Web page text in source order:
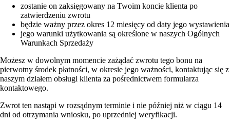
zostanie on zaksięgowany na Twoim koncie klienta po
zatwierdzeniu zwrotu
będzie ważny przez okres 12 miesięcy od daty jego wystawienia
jego warunki użytkowania są określone w naszych Ogólnych
Warunkach Sprzedaży
Możesz w dowolnym momencie zażądać zwrotu tego bonu na
pierwotny środek płatności, w okresie jego ważności, kontaktując się z
naszym działem obsługi klienta za pośrednictwem formularza
kontaktowego.
Zwrot ten nastąpi w rozsądnym terminie i nie później niż w ciągu 14
dni od otrzymania wniosku, po uprzedniej weryfikacji.